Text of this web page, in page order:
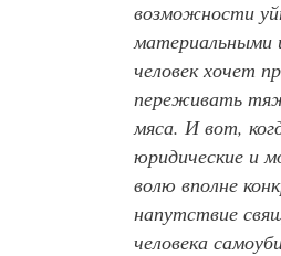
возможности
материальными
человек хочет
переживать
мяса. И вот,
юридические и
волю вполне
напутствие
человека